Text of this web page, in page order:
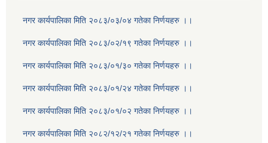
नगर कार्यपालिका मिति २०८३/०३/०४ गतेका निर्णयहरु ।।
नगर कार्यपालिका मिति २०८३/०२/१९ गतेका निर्णयहरु ।।
नगर कार्यपालिका मिति २०८३/०१/३० गतेका निर्णयहरु ।।
नगर कार्यपालिका मिति २०८३/०१/२४ गतेका निर्णयहरु ।।
नगर कार्यपालिका मिति २०८३/०१/०२ गतेका निर्णयहरु ।।
नगर कार्यपालिका मिति २०८२/१२/२१ गतेका निर्णयहरु ।।